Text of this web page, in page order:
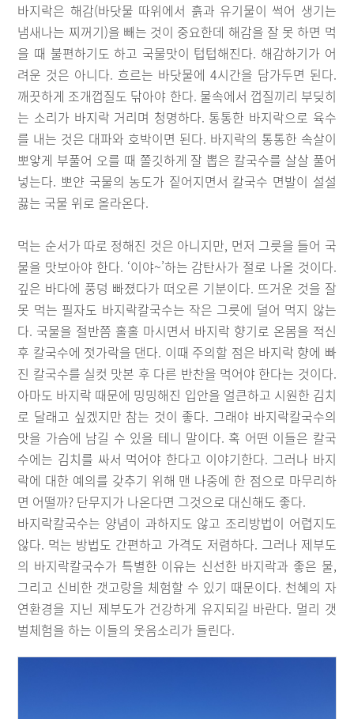
바지락은 해감(바닷물 따위에서 흙과 유기물이 썩어 생기는
냄새나는 찌꺼기)을 빼는 것이 중요한데 해감을 잘 못 하면 먹
을 때 불편하기도 하고 국물맛이 텁텁해진다. 해감하기가 어
려운 것은 아니다. 흐르는 바닷물에 4시간을 담가두면 된다.
깨끗하게 조개껍질도 닦아야 한다. 물속에서 껍질끼리 부딪히
는 소리가 바지락 거리며 청명하다. 통통한 바지락으로 육수
를 내는 것은 대파와 호박이면 된다. 바지락의 통통한 속살이
뽀얗게 부풀어 오를 때 쫄깃하게 잘 뽑은 칼국수를 살살 풀어
넣는다. 뽀얀 국물의 농도가 짙어지면서 칼국수 면발이 설설
끓는 국물 위로 올라온다.
먹는 순서가 따로 정해진 것은 아니지만, 먼저 그릇을 들어 국
물을 맛보아야 한다. ‘이야~’하는 감탄사가 절로 나올 것이다.
깊은 바다에 풍덩 빠졌다가 떠오른 기분이다. 뜨거운 것을 잘
못 먹는 필자도 바지락칼국수는 작은 그릇에 덜어 먹지 않는
다. 국물을 절반쯤 홀홀 마시면서 바지락 향기로 온몸을 적신
후 칼국수에 젓가락을 댄다. 이때 주의할 점은 바지락 향에 빠
진 칼국수를 실컷 맛본 후 다른 반찬을 먹어야 한다는 것이다.
아마도 바지락 때문에 밍밍해진 입안을 얼큰하고 시원한 김치
로 달래고 싶겠지만 참는 것이 좋다. 그래야 바지락칼국수의
맛을 가슴에 남길 수 있을 테니 말이다. 혹 어떤 이들은 칼국
수에는 김치를 싸서 먹어야 한다고 이야기한다. 그러나 바지
락에 대한 예의를 갖추기 위해 맨 나중에 한 점으로 마무리하
면 어떨까? 단무지가 나온다면 그것으로 대신해도 좋다.
바지락칼국수는 양념이 과하지도 않고 조리방법이 어렵지도
않다. 먹는 방법도 간편하고 가격도 저렴하다. 그러나 제부도
의 바지락칼국수가 특별한 이유는 신선한 바지락과 좋은 물,
그리고 신비한 갯고랑을 체험할 수 있기 때문이다. 천혜의 자
연환경을 지닌 제부도가 건강하게 유지되길 바란다. 멀리 갯
벌체험을 하는 이들의 웃음소리가 들린다.